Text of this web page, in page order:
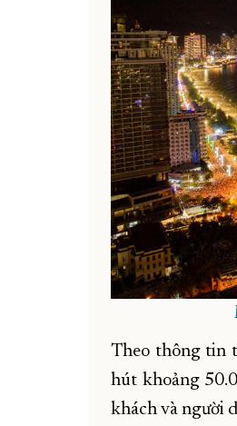
Theo thông tin
hút khoảng
khách và người